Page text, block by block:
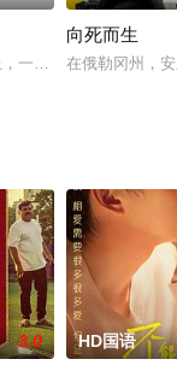
螳螂拳高手
队取得了冠军，但是
一个转弯面对大海，
向死而生
在俄勒冈州，
3.0 HD国语